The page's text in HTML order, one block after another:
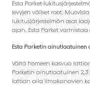
Esta Parket-
levyjen väliset raot.
lukitusjärjestelmän osat
ajan. Esta Parket varmistaa
Esta Parketin
Vältä homeen kasvua
Parketin ainutlaatuinen
lattian alla ilmakanavien